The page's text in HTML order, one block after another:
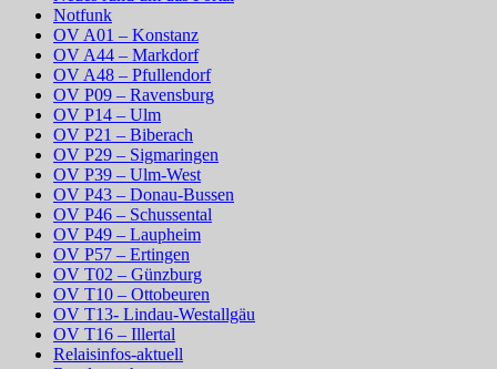
Notfunk
OV A01 – Konstanz
OV A44 – Markdorf
OV A48 – Pfullendorf
OV P09 – Ravensburg
OV P14 – Ulm
OV P21 – Biberach
OV P29 – Sigmaringen
OV P39 – Ulm-West
OV P43 – Donau-Bussen
OV P46 – Schussental
OV P49 – Laupheim
OV P57 – Ertingen
OV T02 – Günzburg
OV T10 – Ottobeuren
OV T13- Lindau-Westallgäu
OV T16 – Illertal
Relaisinfos-aktuell